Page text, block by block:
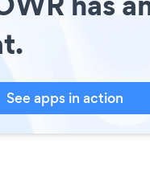
See apps in action